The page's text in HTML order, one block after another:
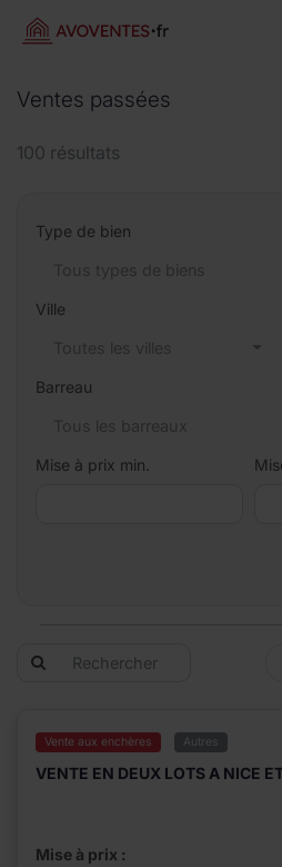
Ventes passées
100 résultats
Type de bien
Tous types de biens
Ville
Toutes les villes
Barreau
Tous les barreaux
Mise à prix min.
Vente aux enchères Autres
VENTE EN DEUX LOTS A NICE
Mise à prix :